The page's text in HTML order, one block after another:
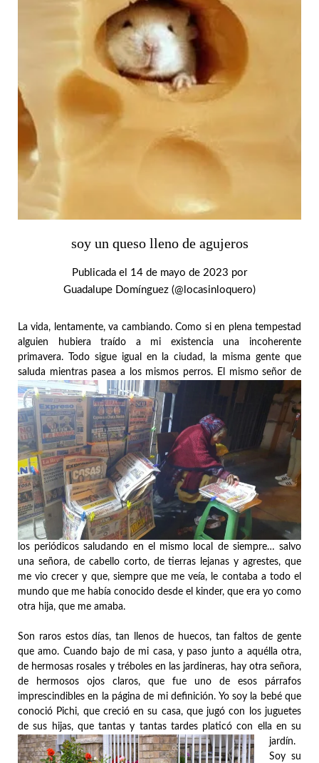
soy un queso lleno de agujeros
Publicada el 14 de mayo de 2023 por
Guadalupe Domínguez (@locasinloquero)
La vida, lentamente, va cambiando. Como si en plena tempestad
alguien hubiera traído a mi existencia una incoherente
primavera. Todo sigue igual en la ciudad, la misma gente que
saluda mientras pasea a los mismos perros. El mismo señor de
los periódicos saludando en el mismo local de siempre… salvo
una señora, de cabello corto, de tierras lejanas y agrestes, que
me vio crecer y que, siempre que me veía, le contaba a todo el
mundo que me había conocido desde el kinder, que era yo como
otra hija, que me amaba.
Son raros estos días, tan llenos de huecos, tan faltos de gente
que amo. Cuando bajo de mi casa, y paso junto a aquélla otra,
de hermosas rosales y tréboles en las jardineras, hay otra señora,
de hermosos ojos claros, que fue uno de esos párrafos
imprescindibles en la página de mi definición. Yo soy la bebé que
conoció Pichi, que creció en su casa, que jugó con los juguetes
de sus hijas, que tantas y tantas tardes platicó con ella en su
jardín.
Soy su